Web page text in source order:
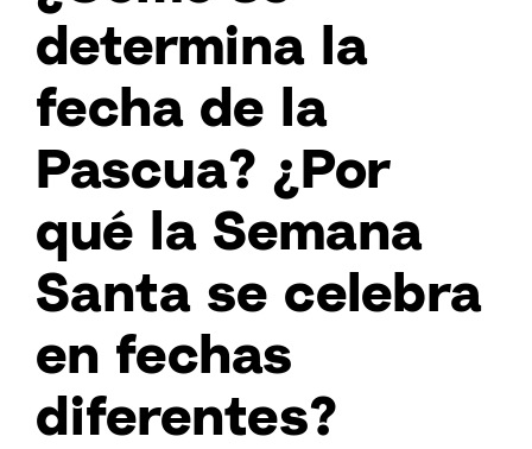
determina la
fecha de la
Pascua? ¿Por
qué la Semana
Santa se celebra
en fechas
diferentes?